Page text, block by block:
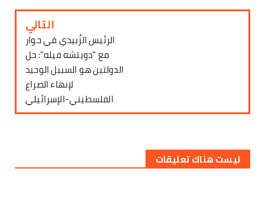
التالي
الرئيس الزُبيدي في حوار
مع "دويتشه فيله": حل
الدولتين هو السبيل الوحيد
لإنهاء الصراع
الفلسطيني-الإسرائيلي
ليست هناك تعليقات